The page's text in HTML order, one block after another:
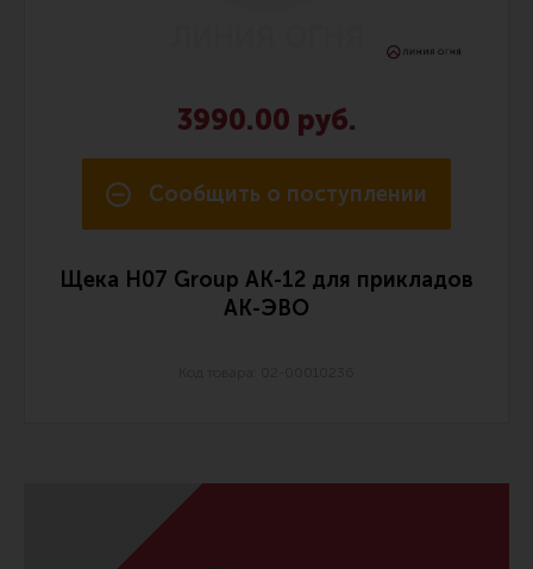
3990.00 руб.
Сообщить о поступлении
Щека H07 Group АК-12 для прикладов
АК-ЭВО